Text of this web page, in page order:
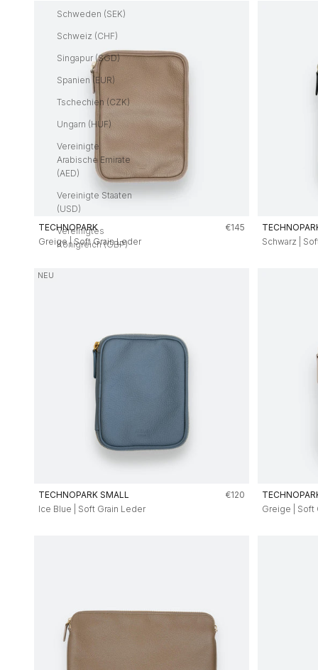
Schweden (SEK)
Schweiz (CHF)
Singapur (SGD)
Spanien (EUR)
Tschechien (CZK)
Ungarn (HUF)
Vereinigte
Arabische Emirate
(AED)
Vereinigte Staaten
(USD)
Vereinigtes
Königreich (GBP)
TECHNOPARK Angebot
€145
Greige | Soft Grain Leder
Schwarz |
NEU
TECHNOPARK SMALL Angebot
€120
Ice Blue | Soft Grain Leder
Greige | Soft